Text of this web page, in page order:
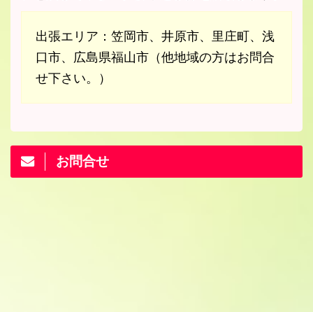
出張エリア：笠岡市、井原市、里庄町、浅
口市、広島県福山市（他地域の方はお問合
せ下さい。）
お問合せ